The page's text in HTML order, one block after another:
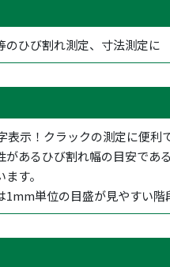
ひび割れ測定、寸法測定に
示！クラックの測定に便利
あるひび割れ幅の目安であ
す。
単位の目盛が見やすい階